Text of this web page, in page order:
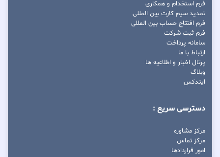
فرم استخدام و همکاری
تمدید سیم کارت بین المللی
فرم افتتاح حساب بین المللی
فرم ثبت شرکت
سامانه پرداخت
ارتباط با ما
پرتال اخبار و اطلاعیه ها
وبلاگ
ایندکس
دسترسی سریع :
مرکز مشاوره
مرکز تماس
امور قراردادها